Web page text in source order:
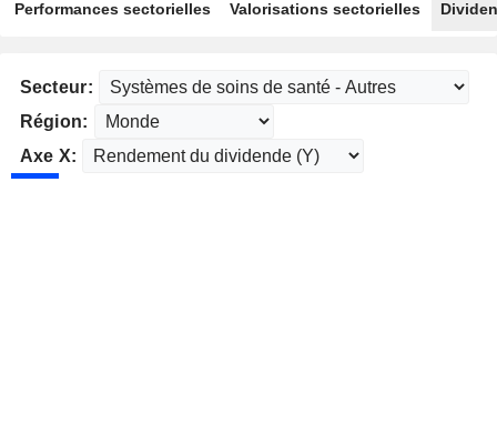
Performances sectorielles Valorisations sectorielles
Secteur:
Région:
Axe X: